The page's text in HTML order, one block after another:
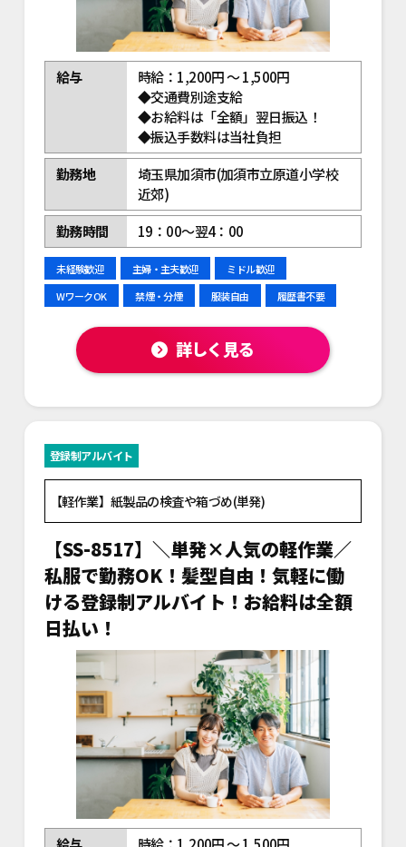
給与
時給：1,200円 ～ 1,500円
◆交通費別途支給
◆お給料は「全額」翌日振込！
◆振込手数料は当社負担
勤務地
埼玉県加須市(加須市立原道小学校
近郊)
勤務時間
19：00～翌4：00
未経験歓迎 主婦・主夫歓迎
ミドル歓迎
WワークOK
禁煙・分煙 服装自由 履歴書不要
詳しく見る
登録制アルバイト
【軽作業】紙製品の検査や箱づめ(単発)
【SS-8517】＼単発×人気の軽作業／
私服で勤務OK！髪型自由！気軽に働
ける登録制アルバイト！お給料は全額
日払い！